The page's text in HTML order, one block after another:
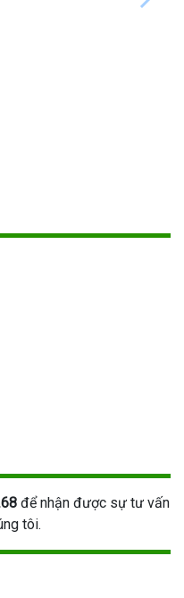
để nhận được sự tư vấn
tôi.